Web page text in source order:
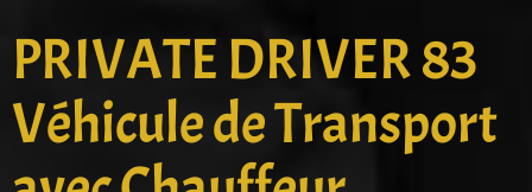
PRIVATE DRIVER 83
Véhicule de Transport